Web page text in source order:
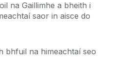
Párolla & Costais
na Gaillimhe a bheith i
saor in aisce do
bhfuil na himeachtaí seo